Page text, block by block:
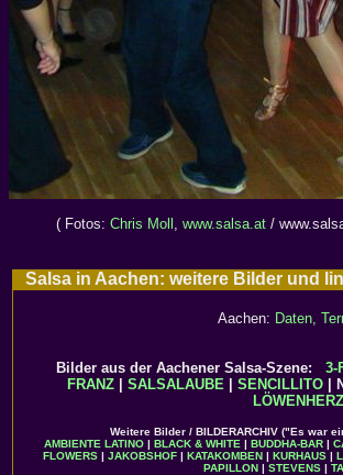
( Fotos: Chris Moll , www.salsa.at/
Salsa in Aachen: weitere Bilder und
Aachen: Daten,
Bilder aus der Aachener Salsa-Szene: 3-
FRANZ
SALSALAUBE SENCILLITO |
LÖWENHERZ
Weitere Bilder / BILDERARCHIV ("Es war
AMBIENTE LATINO | BLACK & WHITE | BUDDHA-BAR |
FLOWERS| JAKOBSHOF| KATAKOMBEN| KURHAUS|
PAPILLON | STEVENS |